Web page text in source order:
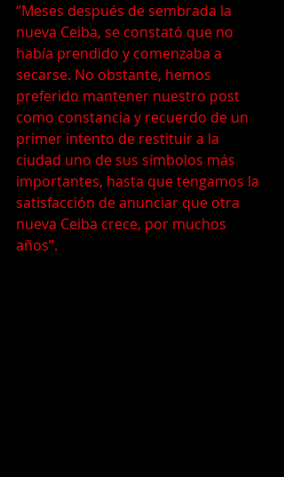
“Meses después de sembrada la
nueva Ceiba, se constató que no
había prendido y comenzaba a
secarse. No obstante, hemos
preferido mantener nuestro post
como constancia y recuerdo de un
primer intento de restituir a la
ciudad uno de sus símbolos más
importantes, hasta que tengamos la
satisfacción de anunciar que otra
nueva Ceiba crece, por muchos
años”.